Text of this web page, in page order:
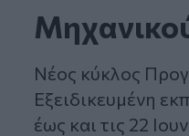
Νέος κύκλος
Εξειδικευμένη
έως και τις 22